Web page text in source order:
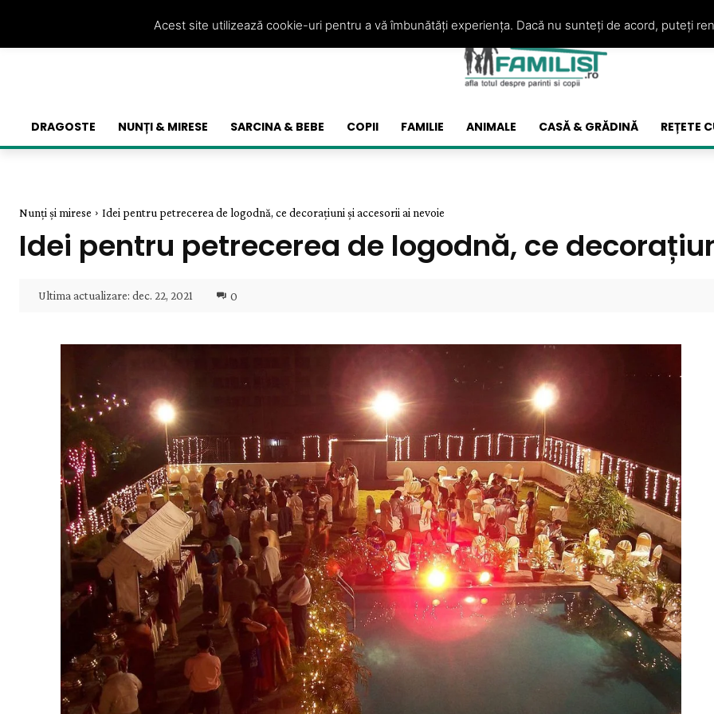
DRAGOSTE NUNȚI & MIRESE SARCINA & BEBE COPII FAMILIE ANIMALE CASĂ & GRĂDINĂ REȚETE
Nunți și mirese Idei pentru petrecerea de logodnă, ce decorațiuni și accesorii ai nevoie
Idei pentru petrecerea de logodnă, ce
Ultima actualizare: dec. 22, 2021 0
Acest site utilizează cookie-uri pentru a vă îmbunătăți experiența. Dacă nu sunteți de acord, puteți